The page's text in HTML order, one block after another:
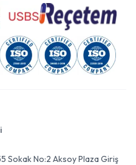
Sokak No:2 Aksoy Plaza Giriş